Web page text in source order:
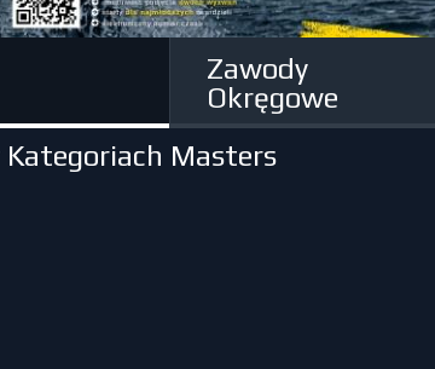
Zawody
Okręgowe
Masters